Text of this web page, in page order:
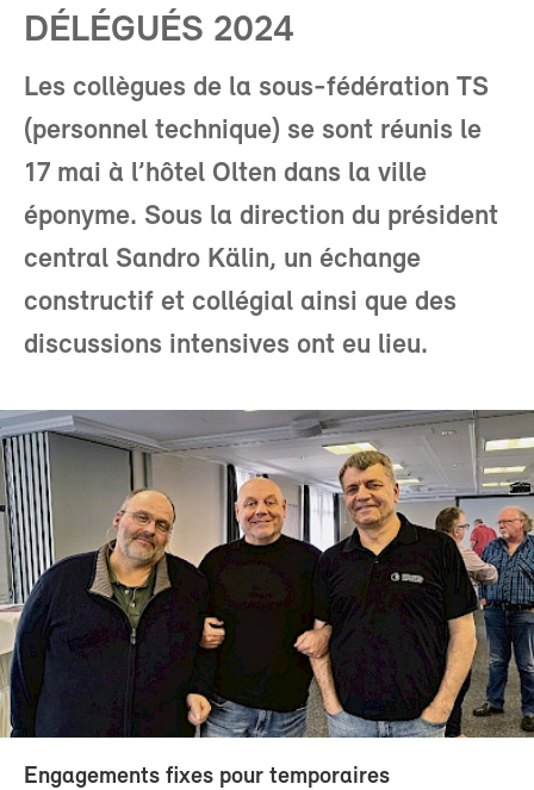
DÉLÉGUÉS 2024
Les collègues de la sous-fédération TS
(personnel technique) se sont réunis le
17 mai à l’hôtel Olten dans la ville
éponyme. Sous la direction du président
central Sandro Kälin, un échange
constructif et collégial ainsi que des
discussions intensives ont eu lieu.
Engagements fixes pour temporaires